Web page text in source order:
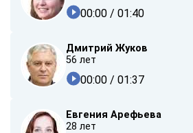
00:00 / 01:40
Дмитрий Жуков
56 лет
00:00 / 01:37
Евгения Арефьева
28 лет